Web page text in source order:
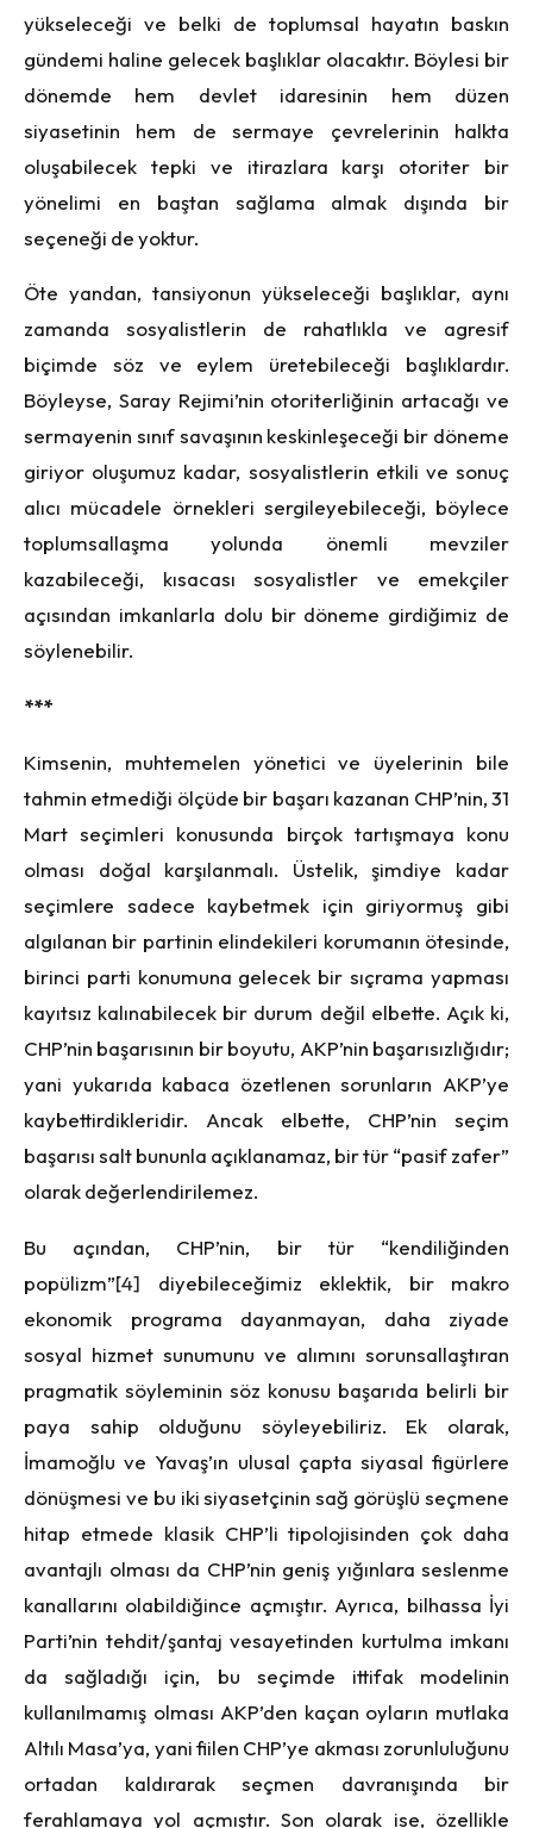
yükseleceği ve belki de toplumsal hayatın baskın
gündemi haline gelecek başlıklar olacaktır. Böylesi bir
dönemde hem devlet idaresinin hem düzen
siyasetinin hem de sermaye çevrelerinin halkta
oluşabilecek tepki ve itirazlara karşı otoriter bir
yönelimi en baştan sağlama almak dışında bir
seçeneği de yoktur.
Öte yandan, tansiyonun yükseleceği başlıklar, aynı
zamanda sosyalistlerin de rahatlıkla ve agresif
biçimde söz ve eylem üretebileceği başlıklardır.
Böyleyse, Saray Rejimi’nin otoriterliğinin artacağı ve
sermayenin sınıf savaşının keskinleşeceği bir döneme
giriyor oluşumuz kadar, sosyalistlerin etkili ve sonuç
alıcı mücadele örnekleri sergileyebileceği, böylece
toplumsallaşma yolunda önemli mevziler
kazabileceği, kısacası sosyalistler ve emekçiler
açısından imkanlarla dolu bir döneme girdiğimiz de
söylenebilir.
***
Kimsenin, muhtemelen yönetici ve üyelerinin bile
tahmin etmediği ölçüde bir başarı kazanan CHP’nin, 31
Mart seçimleri konusunda birçok tartışmaya konu
olması doğal karşılanmalı. Üstelik, şimdiye kadar
seçimlere sadece kaybetmek için giriyormuş gibi
algılanan bir partinin elindekileri korumanın ötesinde,
birinci parti konumuna gelecek bir sıçrama yapması
kayıtsız kalınabilecek bir durum değil elbette. Açık ki,
CHP’nin başarısının bir boyutu, AKP’nin başarısızlığıdır;
yani yukarıda kabaca özetlenen sorunların AKP’ye
kaybettirdikleridir. Ancak elbette, CHP’nin seçim
başarısı salt bununla açıklanamaz, bir tür “pasif zafer”
olarak değerlendirilemez.
Bu açından, CHP’nin, bir tür “kendiliğinden
popülizm”[4] diyebileceğimiz eklektik, bir makro
ekonomik programa dayanmayan, daha ziyade
sosyal hizmet sunumunu ve alımını sorunsallaştıran
pragmatik söyleminin söz konusu başarıda belirli bir
paya sahip olduğunu söyleyebiliriz. Ek olarak,
İmamoğlu ve Yavaş’ın ulusal çapta siyasal figürlere
dönüşmesi ve bu iki siyasetçinin sağ görüşlü seçmene
hitap etmede klasik CHP’li tipolojisinden çok daha
avantajlı olması da CHP’nin geniş yığınlara seslenme
kanallarını olabildiğince açmıştır. Ayrıca, bilhassa İyi
Parti’nin tehdit/şantaj vesayetinden kurtulma imkanı
da sağladığı için, bu seçimde ittifak modelinin
kullanılmamış olması AKP’den kaçan oyların mutlaka
Altılı Masa’ya, yani fiilen CHP’ye akması zorunluluğunu
ortadan kaldırarak seçmen davranışında bir
ferahlamaya yol açmıştır. Son olarak ise, özellikle